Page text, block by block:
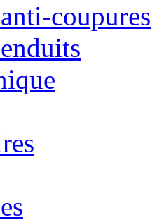
coupures